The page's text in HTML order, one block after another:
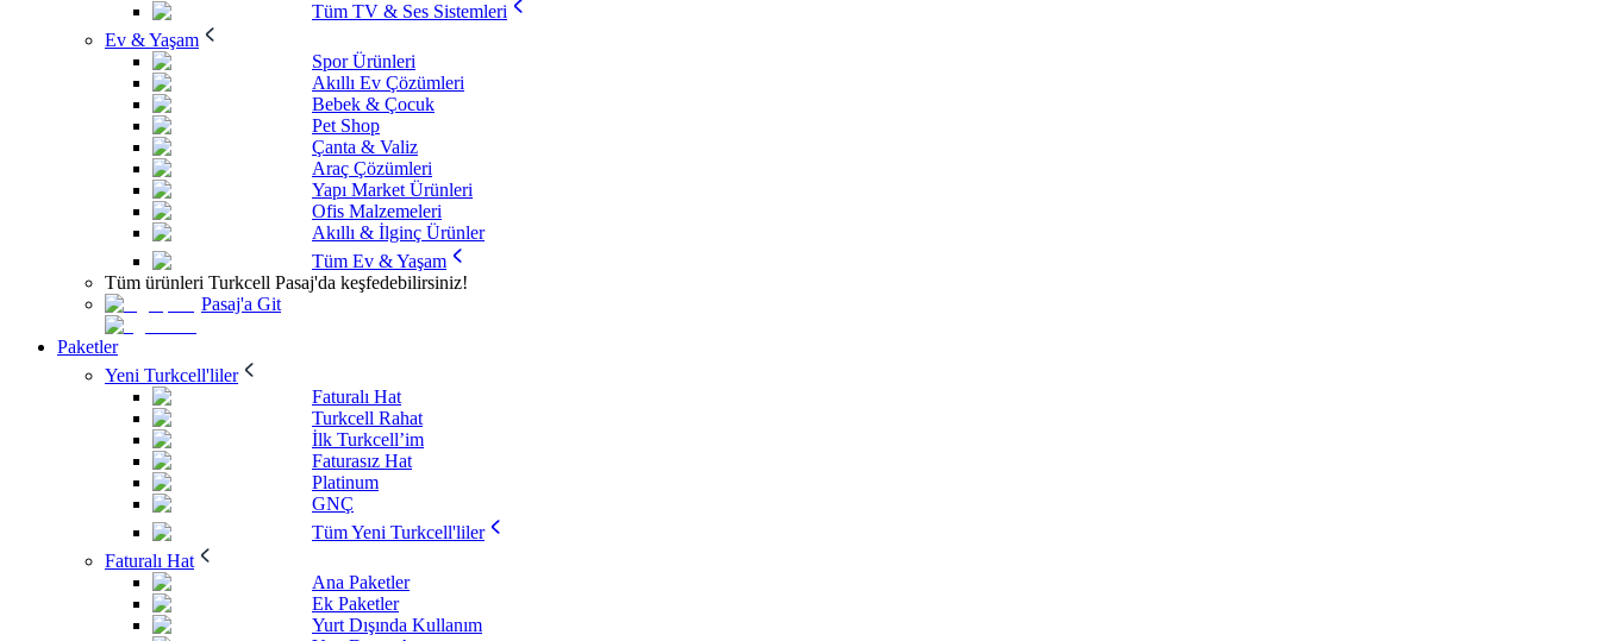
Tüm TV & Ses Sistemleri
Ev & Yaşam
Spor Ürünleri
Akıllı Ev Çözümleri
Bebek & Çocuk
Pet Shop
Çanta & Valiz
Araç Çözümleri
Yapı Market Ürünleri
Ofis Malzemeleri
Akıllı & İlginç Ürünler
Tüm Ev & Yaşam
Tüm ürünleri Turkcell Pasaj'da keşfedebilirsiniz!
Pasaj'a Git
Paketler
Yeni Turkcell'liler
Faturalı Hat
Turkcell Rahat
İlk Turkcell’im
Faturasız Hat
Platinum
GNÇ
Tüm Yeni Turkcell'liler
Faturalı Hat
Ana Paketler
Ek Paketler
Yurt Dışında Kullanım